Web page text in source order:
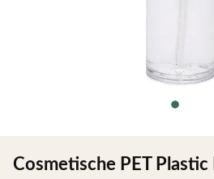
Cosmetische PET Plastic